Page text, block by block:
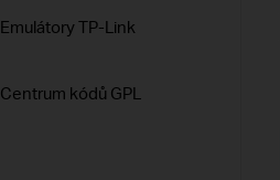
Emulátory TP-Link
Centrum kódů GPL